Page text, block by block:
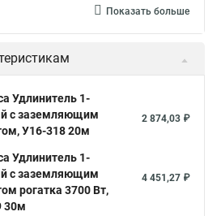
Показать больше
Удлинитель 1-
с заземляющим
У16-318 20м
2 874,03 ₽
Удлинитель 1-
с заземляющим
рогатка 3700 Вт,
30м
4 451,27 ₽